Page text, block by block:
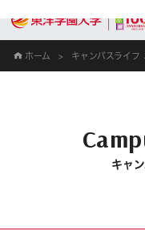
ホーム キャンパスライフ
キャ